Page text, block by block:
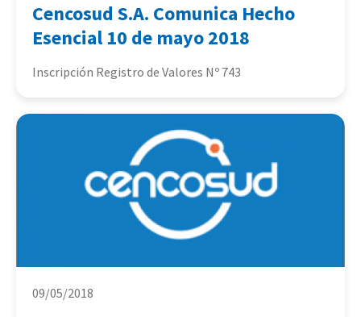
Cencosud S.A. Comunica Hecho
Esencial 10 de mayo 2018
Inscripción Registro de Valores Nº 743
09/05/2018